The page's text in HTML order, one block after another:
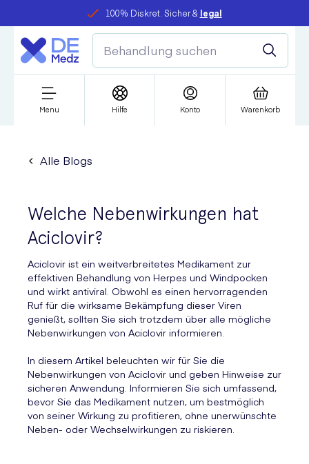
100% Diskret. Sicher & legal
Menu Hilfe Konto Warenkorb
Alle Blogs
Welche Nebenwirkungen hat
Aciclovir?
Aciclovir ist ein weitverbreitetes Medikament zur
effektiven Behandlung von Herpes und Windpocken
und wirkt antiviral. Obwohl es einen hervorragenden
Ruf für die wirksame Bekämpfung dieser Viren
genießt, sollten Sie sich trotzdem über alle mögliche
Nebenwirkungen von Aciclovir informieren.
In diesem Artikel beleuchten wir für Sie die
Nebenwirkungen von Aciclovir und geben Hinweise zur
sicheren Anwendung. Informieren Sie sich umfassend,
bevor Sie das Medikament nutzen, um bestmöglich
von seiner Wirkung zu profitieren, ohne unerwünschte
Neben- oder Wechselwirkungen zu riskieren.